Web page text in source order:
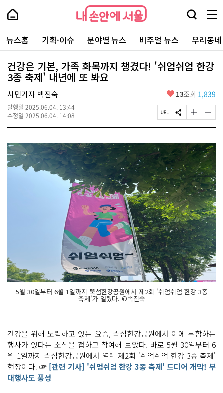
본
로
가
내
손
안
에
서
울
-
서
울
시
대
표
소
통
포
내
손
에
울
검
창
열
기
메
뉴
전
체
보
기
주
요
서
뉴스홈 기획·이슈 분야별 뉴스 비주얼 뉴스 우리동
건강은 기본, 가족 화목까지 챙겼다! '쉬엄쉬엄 한강
3종 축제' 내년에 또 봐요
시민기자 백진숙
발행일 2025.06.04. 13:44
수정일 2025.06.04. 14:08
좋
요
13조회 1,839
페
이
U
L
복
사
S
N
공
유
하
기
글
자
기
크
게
변
경
하
기
글
자
기
작
게
변
경
하
기
5월 30일부터 6월 1일까지 뚝섬한강공원에서 제2회 '쉬엄쉬엄 한강 3종
축제'가 열렸다. ©백진숙
건강을 위해 노력하고 있는 요즘, 뚝섬한강공원에서 이에 부합하는
행사가 있다는 소식을 접하고 참여해 보았다. 바로 5월 30일부터 6
월 1일까지 뚝섬한강공원에서 열린 제2회 '쉬엄쉬엄 한강 3종 축제'
현장이다. ☞ [관련 기사] '쉬엄쉬엄 한강 3종 축제' 드디어 개막! 부
대행사도 풍성
페
상
단
로